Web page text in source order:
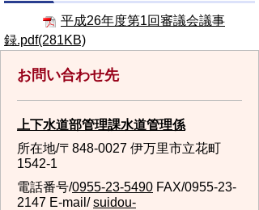
平成26年度第1回審議会議事
録.pdf(281KB)
お問い合わせ先
上下水道部管理課水道管理係
所在地/〒848-0027 伊万里市立花町
1542-1
電話番号/0955-23-5490 FAX/0955-23-
2147 E-mail/suidou-